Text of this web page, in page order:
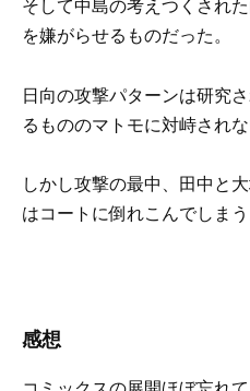
そして中島の考えつくされ
を嫌がらせるものだった。
日向の攻撃パターンは研究
るもののマトモに対峙され
しかし攻撃の最中、田中と
はコートに倒れこんでしまう
感想